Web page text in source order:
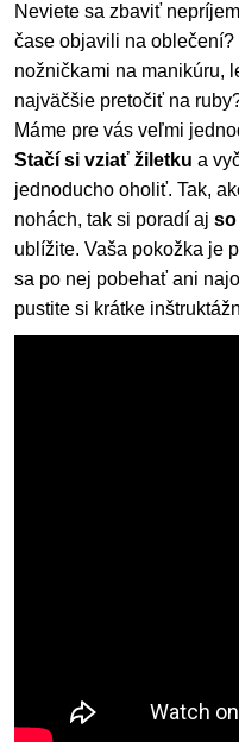
Neviete sa zbaviť
čase objavili na
nožničkami na manikúru,
najväčšie pretočiť na
Máme pre vás veľmi
Stačí si vziať žiletku a
jednoducho oholiť. Tak,
nohách, tak si poradí aj so
ublížite. Vaša pokožka je
sa po nej pobehať ani
pustite si krátke